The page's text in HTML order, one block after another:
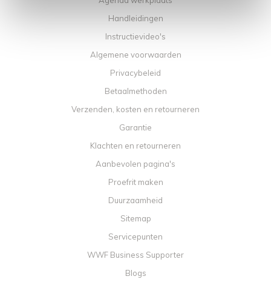
Handleidingen
Instructievideo's
Algemene voorwaarden
Privacybeleid
Betaalmethoden
Verzenden, kosten en retourneren
Garantie
Klachten en retourneren
Aanbevolen pagina's
Proefrit maken
Duurzaamheid
Sitemap
Servicepunten
WWF Business Supporter
Blogs